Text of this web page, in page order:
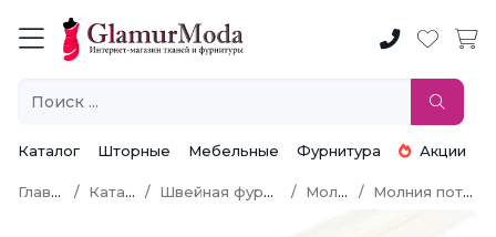
Каталог Шторные Мебельные Фурнитура Акции
Главная Каталог Швейная фурнитура Молнии Молния потайная